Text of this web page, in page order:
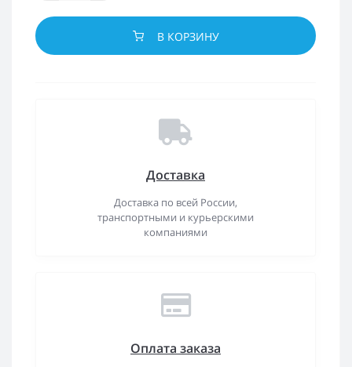
В КОРЗИНУ
Доставка
Доставка по всей России,
транспортными и курьерскими
компаниями
Оплата заказа